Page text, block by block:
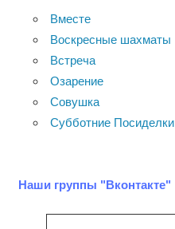
Вместе
Воскресные шахматы
Встреча
Озарение
Совушка
Субботние Посиделки
Наши группы "Вконтакте"